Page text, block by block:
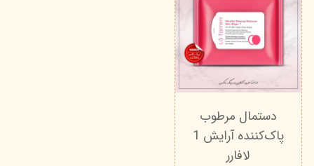
دستمال‌ مرطوب
پاک‌کننده آرایش 1
لافارر